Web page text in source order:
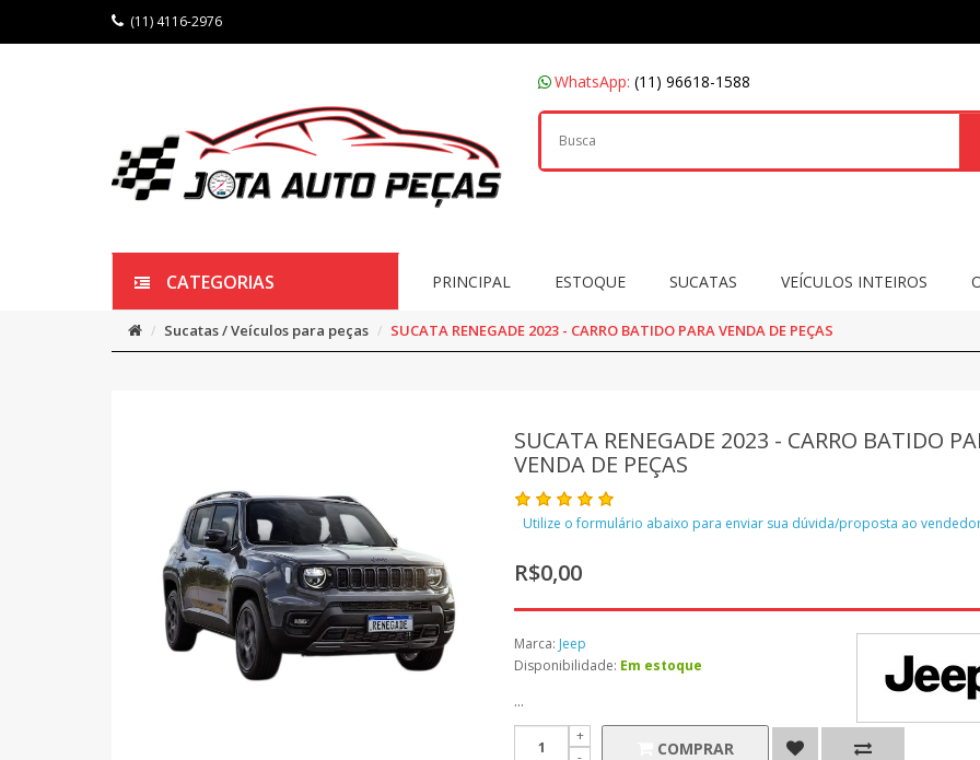
(11) 4116-2976
WhatsApp: (11) 96618-1588
CATEGORIAS PRINCIPAL ESTOQUE SUCATAS VEÍCULOS INTEIROS
Sucatas / Veículos para peças SUCATA RENEGADE 2023 - CARRO BATIDO PARA VENDA DE PEÇAS
SUCATA RENEGADE 2023 - CARRO BATIDO
VENDA DE PEÇAS
Utilize o formulário abaixo para enviar sua dúvida/proposta ao
R$0,00
Marca: Jeep
Disponibilidade: Em estoque
...
COMPRAR